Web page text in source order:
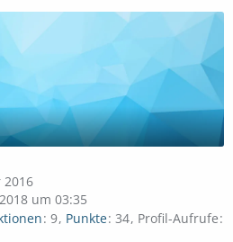
2016
um 03:35
9 Punkte 34 Profil-Aufrufe